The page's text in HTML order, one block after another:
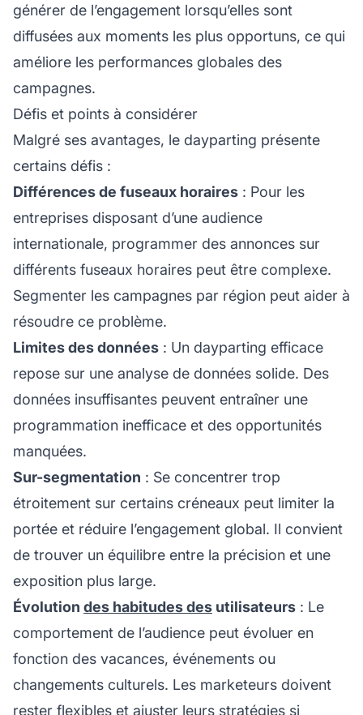
générer de l’engagement lorsqu’elles sont
diffusées aux moments les plus opportuns, ce qui
améliore les performances globales des
campagnes.
Défis et points à considérer
Malgré ses avantages, le dayparting présente
certains défis :
Différences de fuseaux horaires : Pour les
entreprises disposant d’une audience
internationale, programmer des annonces sur
différents fuseaux horaires peut être complexe.
Segmenter les campagnes par région peut aider à
résoudre ce problème.
Limites des données : Un dayparting efficace
repose sur une analyse de données solide. Des
données insuffisantes peuvent entraîner une
programmation inefficace et des opportunités
manquées.
Sur-segmentation : Se concentrer trop
étroitement sur certains créneaux peut limiter la
portée et réduire l’engagement global. Il convient
de trouver un équilibre entre la précision et une
exposition plus large.
Évolution des habitudes des utilisateurs : Le
comportement de l’audience peut évoluer en
fonction des vacances, événements ou
changements culturels. Les marketeurs doivent
rester flexibles et ajuster leurs stratégies si